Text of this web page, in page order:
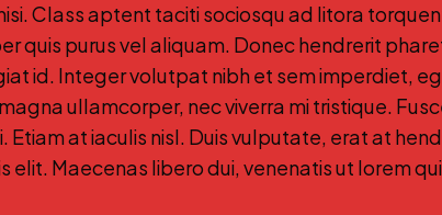
Class aptent taciti sociosqu ad litora
quis purus vel aliquam. Donec hendrerit
id. Integer volutpat nibh et sem imperdiet,
ullamcorper, nec viverra mi tristique.
Etiam at iaculis nisl. Duis vulputate, erat at
elit. Maecenas libero dui, venenatis ut lorem